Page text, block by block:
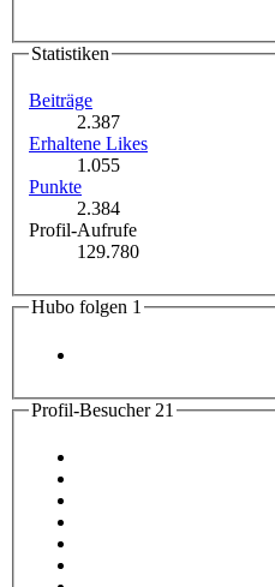
Statistiken
Beiträge
2.387
Erhaltene Likes
1.055
Punkte
2.384
Profil-Aufrufe
129.780
Hubo folgen 1
Profil-Besucher 21